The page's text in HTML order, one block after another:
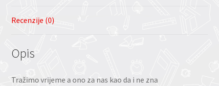
Recenzije (0)
Opis
Tražimo vrijeme a ono za nas kao da i ne zna